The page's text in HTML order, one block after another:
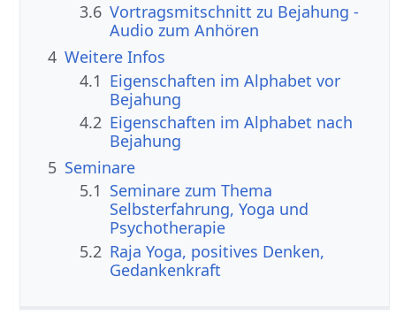
3.6 Vortragsmitschnitt zu Bejahung -
Audio zum Anhören
4 Weitere Infos
4.1 Eigenschaften im Alphabet vor
Bejahung
4.2 Eigenschaften im Alphabet nach
Bejahung
5 Seminare
5.1 Seminare zum Thema
Selbsterfahrung, Yoga und
Psychotherapie
5.2 Raja Yoga, positives Denken,
Gedankenkraft